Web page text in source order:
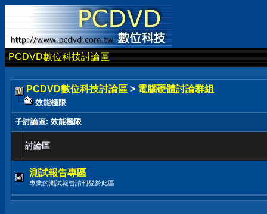
PCDVD數位科技討論區
PCDVD數位科技討論區 > 電腦硬體討論群組
效能極限
子討論區: 效能極限
討論區
測試報告專區
專業的測試報告請刊登於此區